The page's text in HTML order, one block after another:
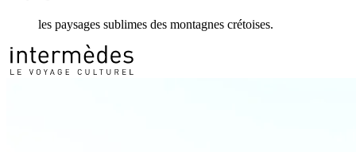
les paysages sublimes des montagnes crétoises.